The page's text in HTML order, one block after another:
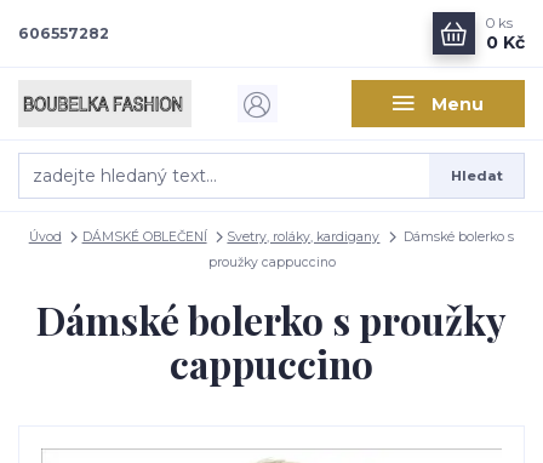
Menu
Hledat
606557282
0 ks
0 Kč
Úvod DÁMSKÉ OBLEČENÍ Svetry, roláky, kardigany
Dámské bolerko s
proužky cappuccino
Dámské bolerko s proužky
cappuccino